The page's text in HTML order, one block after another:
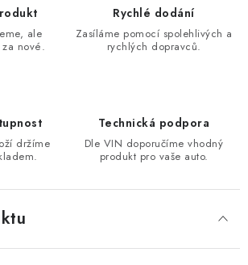
ale
nové.
Rychlé dodání
Zasíláme pomocí spolehlivých a
rychlých dopravců.
držíme
Technická podpora
Dle VIN doporučíme vhodný
produkt pro vaše auto.